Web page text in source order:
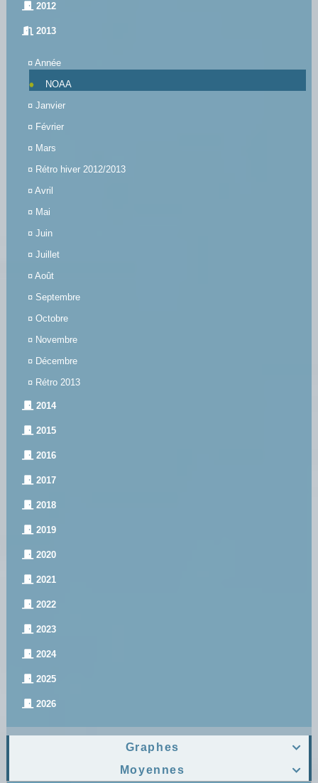
2012
2013
¤ Année
NOAA
¤ Janvier
¤ Février
¤ Mars
¤ Rétro hiver 2012/2013
¤ Avril
¤ Mai
¤ Juin
¤ Juillet
¤ Août
¤ Septembre
¤ Octobre
¤ Novembre
¤ Décembre
¤ Rétro 2013
2014
2015
2016
2017
2018
2019
2020
2021
2022
2023
2024
2025
2026

Graphes

Moyennes